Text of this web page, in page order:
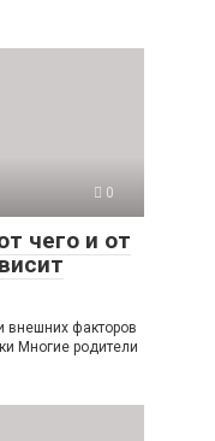
0
чего и от
внешних факторов
Многие родители